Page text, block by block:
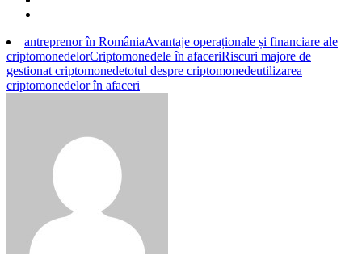
antreprenor în RomâniaAvantaje operaționale și financiare ale
criptomonedelorCriptomonedele în afaceriRiscuri majore de
gestionat criptomonedetotul despre criptomonedeutilizarea
criptomonedelor în afaceri